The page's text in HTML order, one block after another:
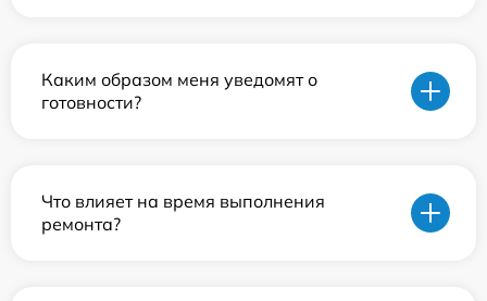
Каким образом меня уведомят о
готовности?
Что влияет на время выполнения
ремонта?